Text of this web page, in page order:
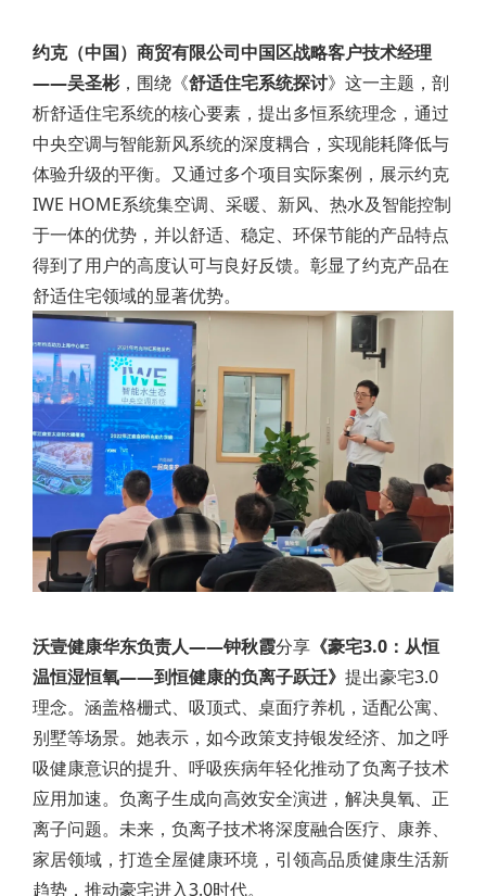
约克（中国）商贸有限公司中国区战略客户技术经理
——吴圣彬，围绕《舒适住宅系统探讨》这一主题，剖
析舒适住宅系统的核心要素，提出多恒系统理念，通过
中央空调与智能新风系统的深度耦合，实现能耗降低与
体验升级的平衡。又通过多个项目实际案例，展示约克
IWE HOME系统集空调、采暖、新风、热水及智能控制
于一体的优势，并以舒适、稳定、环保节能的产品特点
得到了用户的高度认可与良好反馈。彰显了约克产品在
舒适住宅领域的显著优势。
沃壹健康华东负责人——钟秋霞分享 《豪宅3.0：从恒
温恒湿恒氧——到恒健康的负离子跃迁》 提出豪宅3.0
理念。涵盖格栅式、吸顶式、桌面疗养机，适配公寓、
别墅等场景。她表示，如今政策支持银发经济、加之呼
吸健康意识的提升、呼吸疾病年轻化推动了负离子技术
应用加速。负离子生成向高效安全演进，解决臭氧、正
离子问题。未来，负离子技术将深度融合医疗、康养、
家居领域，打造全屋健康环境，引领高品质健康生活新
趋势，推动豪宅进入3.0时代。